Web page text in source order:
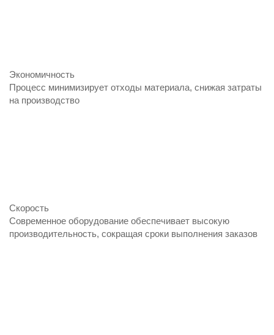
Экономичность
Процесс минимизирует отходы материала, снижая затраты
на производство
Скорость
Современное оборудование обеспечивает высокую
производительность, сокращая сроки выполнения заказов